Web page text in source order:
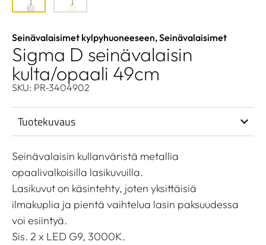
Seinävalaisimet kylpyhuoneeseen,Seinävalaisimet
Sigma D seinävalaisin
kulta/opaali 49cm
SKU: PR-3404902
Tuotekuvaus
Seinävalaisin kullanväristä metallia
opaalivalkoisilla lasikuvuilla.
Lasikuvut on käsintehty, joten yksittäisiä
ilmakuplia ja pientä vaihtelua lasin paksuudessa
voi esiintyä.
Sis. 2 x LED G9, 3000K.